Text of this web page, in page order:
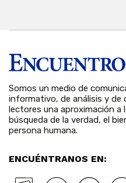
Somos un medio de
informativo, de análisis y de
lectores una aproximación a
búsqueda de la verdad, el
persona humana.
ENCUÉNTRANOS EN: